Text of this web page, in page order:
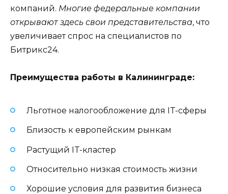
компаний. Многие федеральные компании
открывают здесь свои представительства, что
увеличивает спрос на специалистов по
Битрикс24.
Преимущества работы в Калининграде:
Льготное налогообложение для IT-сферы
Близость к европейским рынкам
Растущий IT-кластер
Относительно низкая стоимость жизни
Хорошие условия для развития бизнеса